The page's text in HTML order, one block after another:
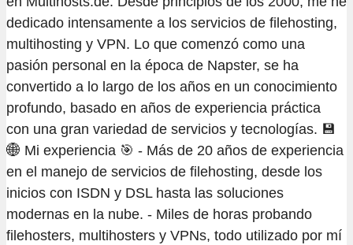
dedicado intensamente a los servicios de filehosting,
multihosting y VPN. Lo que comenzó como una
pasión personal en la época de Napster, se ha
convertido a lo largo de los años en un conocimiento
profundo, basado en años de experiencia práctica
con una gran variedad de servicios y tecnologías. 💾
🌐 Mi experiencia 🎯 - Más de 20 años de experiencia
en el manejo de servicios de filehosting, desde los
inicios con ISDN y DSL hasta las soluciones
modernas en la nube. - Miles de horas probando
filehosters, multihosters y VPNs, todo utilizado por mí